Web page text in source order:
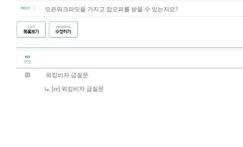
오픈워크퍼밋을 가지고 잡오퍼를 받을 수 있는지요?
워킹비자 급질문
[re] 워킹비자 급질문